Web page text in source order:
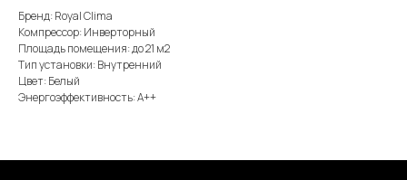
Бренд: Royal Clima
Компрессор: Инверторный
Площадь помещения: до 21 м2
Тип установки: Внутренний
Цвет: Белый
Энергоэффективность: А++